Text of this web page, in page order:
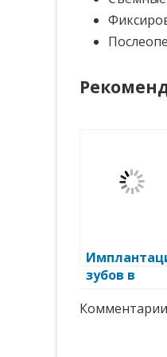
зубов в
доктора
Комментарии